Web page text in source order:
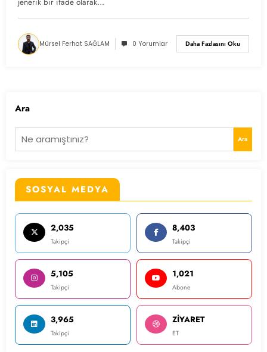
Mürsel Ferhat SAĞLAM 0 Yorumlar Daha Fazlasını Oku
Ara
Ara
SOSYAL MEDYA
2,035
Takipçi
8,403
Takipçi
5,105
Takipçi
1,021
Abone
3,965
Takipçi
ZİYARET
ET